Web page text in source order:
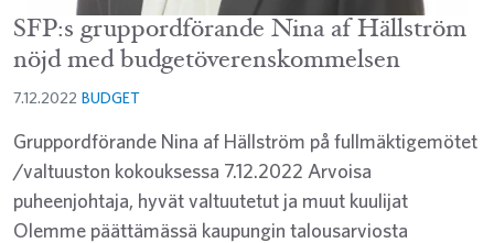
SFP:s gruppordförande Nina af Hällström
nöjd med budgetöverenskommelsen
7.12.2022 BUDGET
Gruppordförande Nina af Hällström på fullmäktigemötet
/valtuuston kokouksessa 7.12.2022 Arvoisa
puheenjohtaja, hyvät valtuutetut ja muut kuulijat
Olemme päättämässä kaupungin talousarviosta